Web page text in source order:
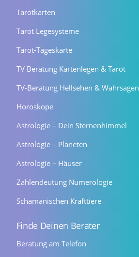
Tarotkarten
Tarot Legesysteme
Tarot-Tageskarte
TV Beratung Kartenlegen & Tarot
TV-Beratung Hellsehen & Wahrsagen
Horoskope
Astrologie – Dein Sternenhimmel
Astrologie – Planeten
Astrologie – Häuser
Zahlendeutung Numerologie
Schamanischen Krafttiere
Finde Deinen Berater
Beratung am Telefon